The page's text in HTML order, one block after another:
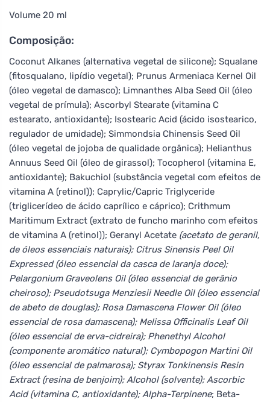
Volume 20 ml
Composição:
Coconut Alkanes (alternativa vegetal de silicone); Squalane
(fitosqualano, lipídio vegetal); Prunus Armeniaca Kernel Oil
(óleo vegetal de damasco); Limnanthes Alba Seed Oil (óleo
vegetal de prímula); Ascorbyl Stearate (vitamina C
estearato, antioxidante); Isostearic Acid (ácido isostearico,
regulador de umidade); Simmondsia Chinensis Seed Oil
(óleo vegetal de jojoba de qualidade orgânica); Helianthus
Annuus Seed Oil (óleo de girassol); Tocopherol (vitamina E,
antioxidante); Bakuchiol (substância vegetal com efeitos de
vitamina A (retinol)); Caprylic/Capric Triglyceride
(triglicerídeo de ácido caprílico e cáprico); Crithmum
Maritimum Extract (extrato de funcho marinho com efeitos
de vitamina A (retinol)); Geranyl Acetate (acetato de geranil,
de óleos essenciais naturais); Citrus Sinensis Peel Oil
Expressed (óleo essencial da casca de laranja doce);
Pelargonium Graveolens Oil (óleo essencial de gerânio
cheiroso); Pseudotsuga Menziesii Needle Oil (óleo essencial
de abeto de douglas); Rosa Damascena Flower Oil (óleo
essencial de rosa damascena); Melissa Officinalis Leaf Oil
(óleo essencial de erva-cidreira); Phenethyl Alcohol
(componente aromático natural); Cymbopogon Martini Oil
(óleo essencial de palmarosa); Styrax Tonkinensis Resin
Extract (resina de benjoim); Alcohol (solvente); Ascorbic
Acid (vitamina C, antioxidante); Alpha-Terpinene; Beta-